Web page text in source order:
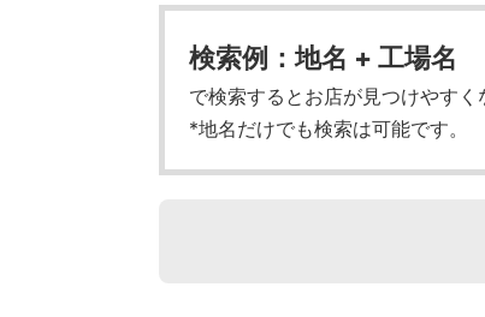
検索例：地名 + 工場名
で検索するとお店が見つけやすく
*地名だけでも検索は可能です。